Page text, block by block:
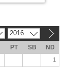
2016
PT SB
ND
1